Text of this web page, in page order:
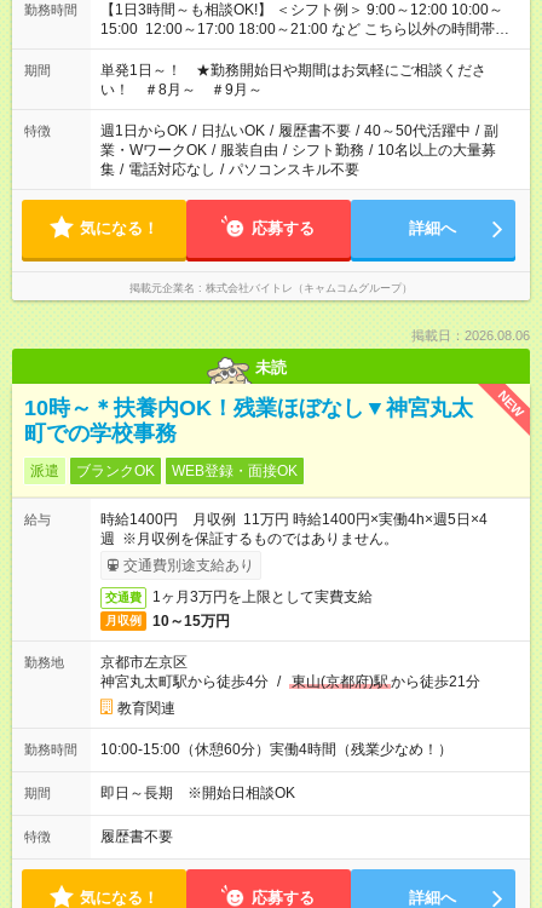
勤務時間
【1日3時間～も相談OK!】 ＜シフト例＞ 9:00～12:00 10:00～
15:00 12:00～17:00 18:00～21:00 など こちら以外の時間帯も
お気軽にご相談ください！
期間
単発1日～！ ★勤務開始日や期間はお気軽にご相談くださ
い！ ＃8月～ ＃9月～
特徴 週1日からOK / 日払いOK / 履歴書不要 / 40～50代活躍中 / 副
業・WワークOK / 服装自由 / シフト勤務 / 10名以上の大量募
集 / 電話対応なし / パソコンスキル不要
気になる！ 応募する 詳細へ
掲載元企業名 株式会社バイトレ（キャムコムグループ）
掲載日：2026.08.06
未読
NEW
10時～＊扶養内OK！残業ほぼなし▼神宮丸太
町での学校事務
派遣 ブランクOK WEB登録・面接OK
給与
時給1400円 月収例 11万円 時給1400円×実働4h×週5日×4
週 ※月収例を保証するものではありません。
交通費別途支給あり
交通費 1ヶ月3万円を上限として実費支給
月収例 10～15万円
勤務地
京都市左京区
神宮丸太町駅から徒歩4分 / 東山(京都府)駅から徒歩21分
教育関連
勤務時間 10:00-15:00（休憩60分）実働4時間（残業少なめ！）
期間 即日～長期 ※開始日相談OK
特徴 履歴書不要
気になる！ 応募する 詳細へ